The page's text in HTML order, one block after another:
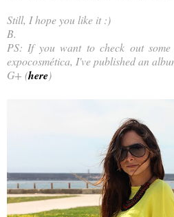
Still, I hope you like it :)
B.
PS: If you want to check out
expocosmética, I've published an
G+ (here)